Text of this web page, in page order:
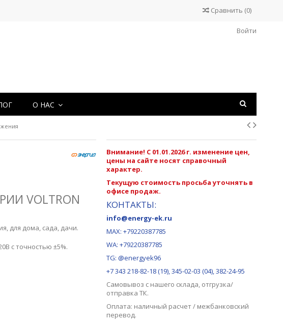
Сравнить (0)
Войти
О НАС
VOLTRON
для дома, сада, дачи.
с точностью ±5%.
Внимание! С 01.01.2026 г. изменение цен,
цены на сайте носят справочный
характер.
Текущую стоимость просьба уточнять в
офисе продаж.
КОНТАКТЫ:
info@energy-ek.ru
MAX: +79220387785
WA: +79220387785
TG: @energyek96
+7 343 218-82-18 (19), 345-02-03 (04), 382-24-95
Самовывоз с нашего склада, отгрузка/
отправка ТК.
Оплата: наличный расчет / межбанковский
перевод.